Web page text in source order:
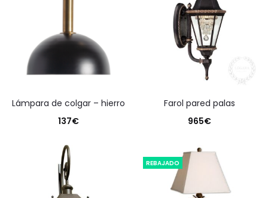
lámpara de colgar – hierro
137€
farol pared palas
965€
REBAJADO